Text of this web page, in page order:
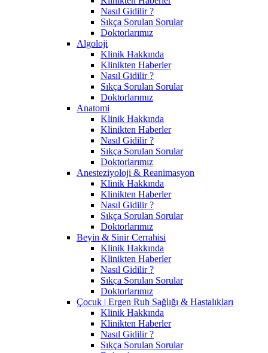
Nasıl Gidilir ?
Sıkça Sorulan Sorular
Doktorlarımız
Algoloji
Klinik Hakkında
Klinikten Haberler
Nasıl Gidilir ?
Sıkça Sorulan Sorular
Doktorlarımız
Anatomi
Klinik Hakkında
Klinikten Haberler
Nasıl Gidilir ?
Sıkça Sorulan Sorular
Doktorlarımız
Anesteziyoloji & Reanimasyon
Klinik Hakkında
Klinikten Haberler
Nasıl Gidilir ?
Sıkça Sorulan Sorular
Doktorlarımız
Beyin & Sinir Cerrahisi
Klinik Hakkında
Klinikten Haberler
Nasıl Gidilir ?
Sıkça Sorulan Sorular
Doktorlarımız
Çocuk | Ergen Ruh Sağlığı & Hastalıkları
Klinik Hakkında
Klinikten Haberler
Nasıl Gidilir ?
Sıkça Sorulan Sorular